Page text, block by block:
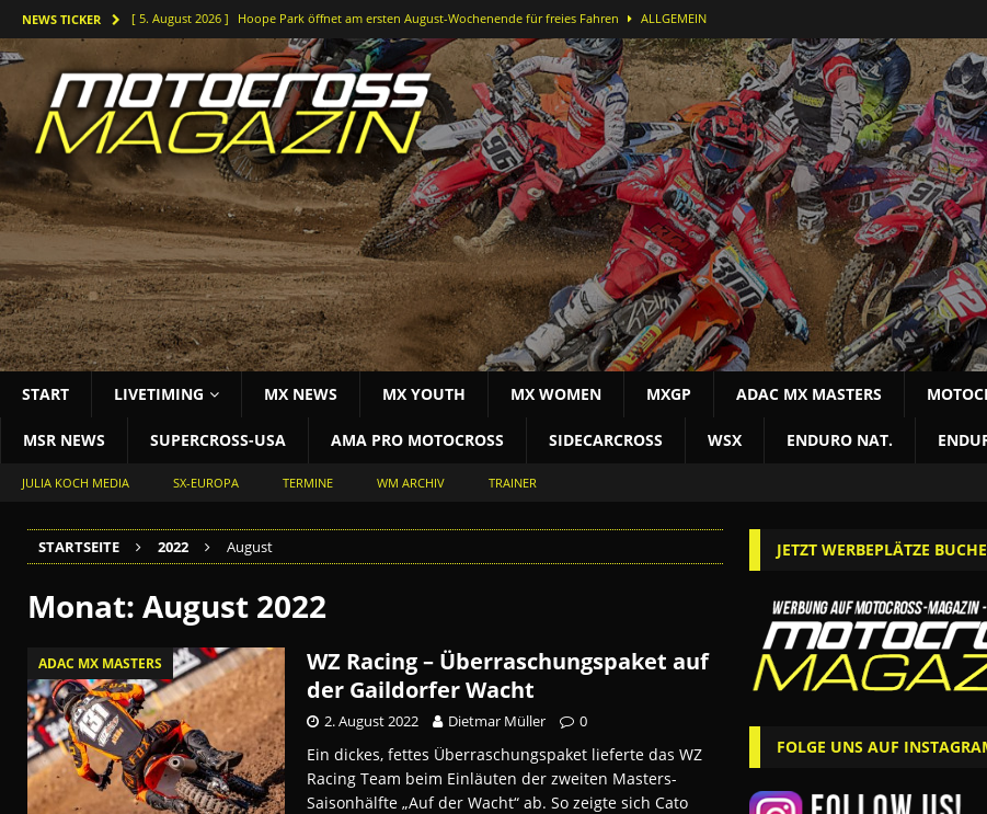
NEWS TICKER [ 5. August 2026 ] Hoope Park öffnet am ersten August-Wochenende für freies Fahren ALLGEMEIN
[ 5. August 2026 ] Der Waldkurs ruft – Johannes-Bikes Suzuki bei der DMX Open in Bielstein MOTOCROSS NAT
[ 4. August 2026 ] Holeshots und Platz zwei beim vorletzten DM-Lauf in Bielstein für Alex Massury MX NEWS
[ 3. August 2026 ] Starke Antwort im tiefen Sand: Simon Längenfelder stürmt in Lommel aufs Podest MOTOCROSS INT
[ 3. August 2026 ] Bielstein rockt die Deutsche Motocross-Meisterschaft MOTOCROSS NAT
START LIVETIMING MX NEWS MX YOUTH MX WOMEN MXGP ADAC MX MASTERS
MSR NEWS SUPERCROSS-USA AMA PRO MOTOCROSS SIDECARCROSS WSX ENDURO NAT.
JULIA KOCH MEDIA SX-EUROPA TERMINE WM ARCHIV TRAINER
STARTSEITE 2022 August
Monat: August 2022
ADAC MX MASTERS
WZ Racing – Überraschungspaket auf
der Gaildorfer Wacht
2. August 2022 Dietmar Müller 0
Ein dickes, fettes Überraschungspaket lieferte das WZ
Racing Team beim Einläuten der zweiten Masters-
Saisonhälfte „Auf der Wacht“ ab. So zeigte sich Cato
JETZT WERBEPLÄTZE
FOLGE UNS AUF